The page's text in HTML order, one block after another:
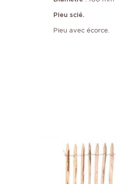
Pieu scié.
Pieu avec écorce.